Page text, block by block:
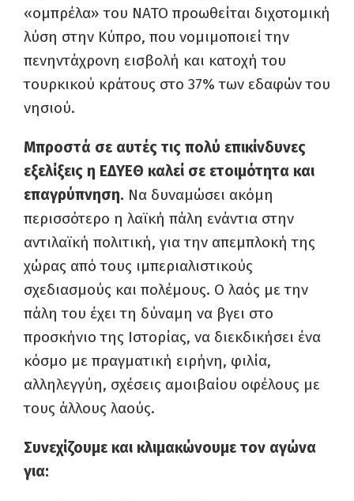
«ομπρέλα» του ΝΑΤΟ προωθείται διχοτομική
λύση στην Κύπρο, που νομιμοποιεί την
πενην­τάχρονη εισβολή και κατοχή του
τουρκικού κράτους στο 37% των εδαφών του
νησιού.
Μπροστά σε αυτές τις πολύ επικίνδυνες
εξελί­ξεις η ΕΔΥΕΘ καλεί σε ετοιμότητα και
επαγρύ­πνηση. Να δυναμώσει ακόμη
περισσότερο η λαϊκή πάλη ενάντια στην
αντιλαϊκή πολιτική, για την απεμπλοκή της
χώρας από τους ιμπεριαλι­στικούς
σχεδιασμούς και πολέμους. Ο λαός με την
πάλη του έχει τη δύναμη να βγει στο
προσκήνιο της Ιστορίας, να διεκδικήσει ένα
κόσμο με πραγ­ματική ειρήνη, φιλία,
αλληλεγγύη, σχέσεις αμοι­βαίου οφέλους με
τους άλλους λαούς.
Συνεχίζουμε και κλιμακώνουμε τον αγώνα
για: